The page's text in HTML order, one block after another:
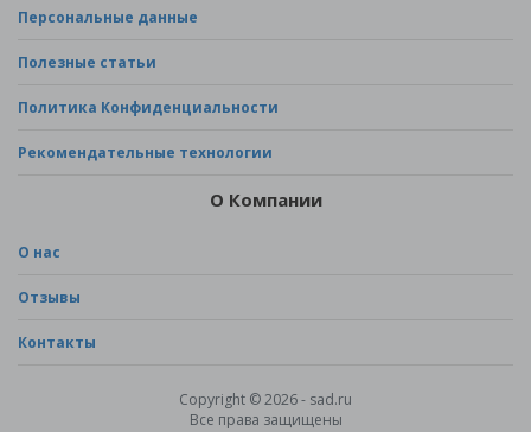
Персональные данные
Полезные статьи
Политика Конфиденциальности
Рекомендательные технологии
О Компании
О нас
Отзывы
Контакты
Copyright © 2026 - sad.ru
Все права защищены